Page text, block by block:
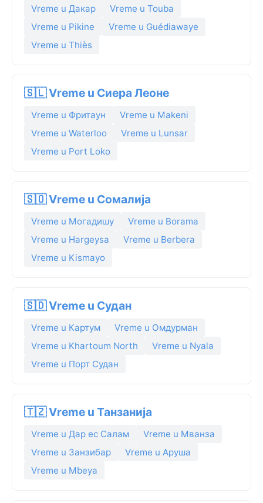
Vreme u Дакар
Vreme u Touba
Vreme u Pikine
Vreme u Guédiawaye
Vreme u Thiès
🇸🇱 Vreme u Сиера Леоне
Vreme u Фритаун
Vreme u Makeni
Vreme u Waterloo
Vreme u Lunsar
Vreme u Port Loko
🇸🇴 Vreme u Сомалија
Vreme u Могадишу
Vreme u Borama
Vreme u Hargeysa
Vreme u Berbera
Vreme u Kismayo
🇸🇩 Vreme u Судан
Vreme u Картум
Vreme u Омдурман
Vreme u Khartoum North
Vreme u Nyala
Vreme u Порт Судан
🇹🇿 Vreme u Танзанија
Vreme u Дар ес Салам
Vreme u Мванза
Vreme u Занзибар
Vreme u Аруша
Vreme u Mbeya